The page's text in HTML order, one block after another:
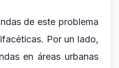
de este problema
Por un lado,
en áreas urbanas